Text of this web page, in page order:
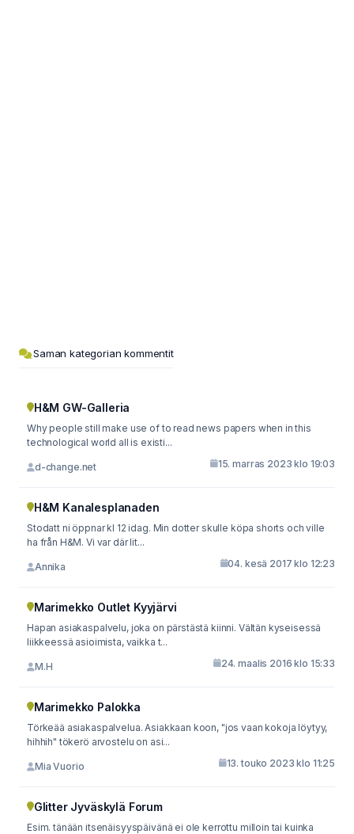
Saman kategorian kommentit
H&M GW-Galleria
Why people still make use of to read news papers when in this
technological world all is existi...
d-change.net 15. marras 2023 klo 19:03
H&M Kanalesplanaden
Stodatt ni öppnar kl 12 idag. Min dotter skulle köpa shorts och ville
ha från H&M. Vi var där lit...
Annika 04. kesä 2017 klo 12:23
Marimekko Outlet Kyyjärvi
Hapan asiakaspalvelu, joka on pärstästä kiinni. Vältän kyseisessä
liikkeessä asioimista, vaikka t...
M.H 24. maalis 2016 klo 15:33
Marimekko Palokka
Törkeää asiakaspalvelua. Asiakkaan koon, "jos vaan kokoja löytyy,
hihhih" tökerö arvostelu on asi...
Mia Vuorio 13. touko 2023 klo 11:25
Glitter Jyväskylä Forum
Esim. tänään itsenäisyyspäivänä ei ole kerrottu milloin tai kuinka